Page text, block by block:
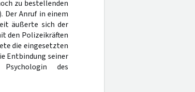
zu bestellenden
Der Anruf in einem
äußerte sich der
den Polizeikräften
die eingesetzten
Entbindung seiner
des